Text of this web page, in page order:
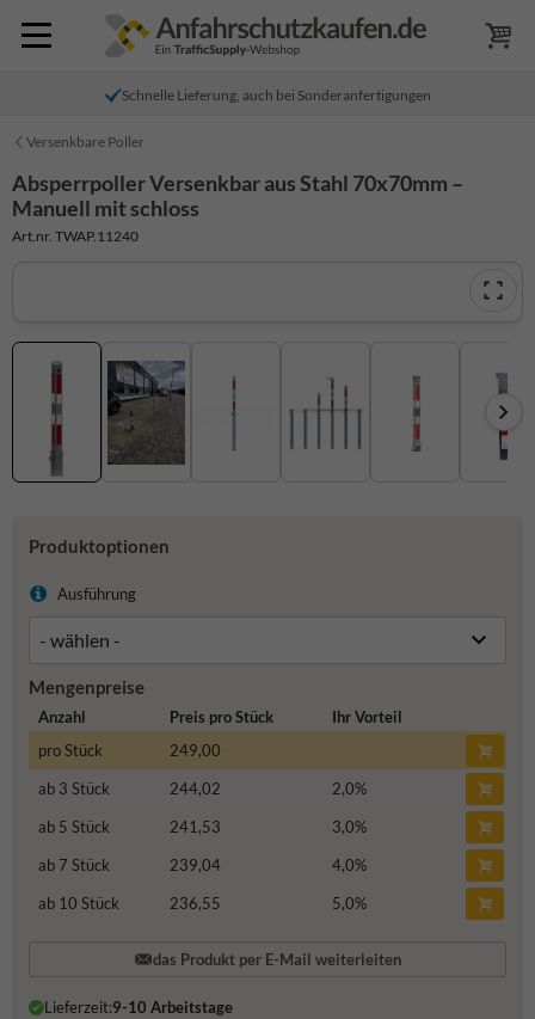
Schnelle Lieferung, auch bei Sonderanfertigungen
Versenkbare Poller
Absperrpoller Versenkbar aus Stahl 70x70mm –
Manuell mit schloss
Art.nr. TWAP.11240
Produktoptionen
Ausführung
Mengenpreise
Anzahl Preis pro Stück
Ihr Vorteil
pro Stück
249,00
ab 3 Stück
244,02 2,0%
ab 5 Stück
241,53 3,0%
ab 7 Stück
239,04 4,0%
ab 10 Stück
236,55 5,0%
das Produkt per E-Mail weiterleiten
Lieferzeit:9-10 Arbeitstage